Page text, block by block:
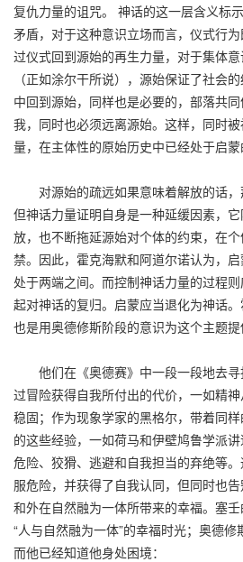
复仇力量的诅咒。 神话的这一层含义标
矛盾，对于这种意识立场而言，仪式行
过仪式回到源始的再生力量，对于集体意
（正如涂尔干所说），源始保证了社会
中回到源始，同样也是必要的，部落共
我，同时也必须远离源始。这样，同时
量，在主体性的原始历史中已经处于启蒙
对源始的疏远如果意味着解放的话，
但神话力量证明自身是一种延缓因素，
放，也不断拖延源始对个体的约束，在
禁。因此，霍克海默和阿道尔诺认为，
处于两端之间。而控制神话力量的过程
起对神话的复归。启蒙应当退化为神话
也是用奥德修斯阶段的意识为这个主题提
他们在《奥德赛》中一段一段地去寻
过冒险获得自我所付出的代价，一如精
稳固；作为现象学家的黑格尔，带着同
的这些经验，一如荷马和伊壁鸠鲁学派
危险、狡猾、逃避和自我担当的弃绝等
服危险，并获得了自我认同，但同时也
和外在自然融为一体所带来的幸福。塞
“人与自然融为一体”的幸福时光；奥德修
而他已经知道他身处困境：